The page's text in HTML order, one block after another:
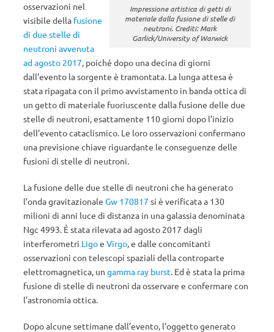
Impressione artistica di getti di
materiale dalla fusione di stelle di
neutroni. Crediti: Mark
Garlick/University of Warwick
osservazioni nel
visibile della fusione
di due stelle di
neutroni avvenuta
ad agosto 2017, poiché dopo una decina di giorni
dall’evento la sorgente è tramontata. La lunga attesa è
stata ripagata con il primo avvistamento in banda ottica di
un getto di materiale fuoriuscente dalla fusione delle due
stelle di neutroni, esattamente 110 giorni dopo l’inizio
dell’evento cataclismico. Le loro osservazioni confermano
una previsione chiave riguardante le conseguenze delle
fusioni di stelle di neutroni.
La fusione delle due stelle di neutroni che ha generato
l’onda gravitazionale Gw 170817 si è verificata a 130
milioni di anni luce di distanza in una galassia denominata
Ngc 4993. È stata rilevata ad agosto 2017 dagli
interferometri Ligoe Virgo, e dalle concomitanti
osservazioni con telescopi spaziali della controparte
elettromagnetica, un gamma ray burst. Ed è stata la prima
fusione di stelle di neutroni da osservare e confermare con
l’astronomia ottica.
Dopo alcune settimane dall’evento, l’oggetto generato